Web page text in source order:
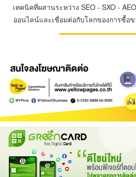
เทคนิคที่ผสานระหว่าง SEO - SXO -
ออนไลน์และเชื่อมต่อกับโลกของการซื้อ